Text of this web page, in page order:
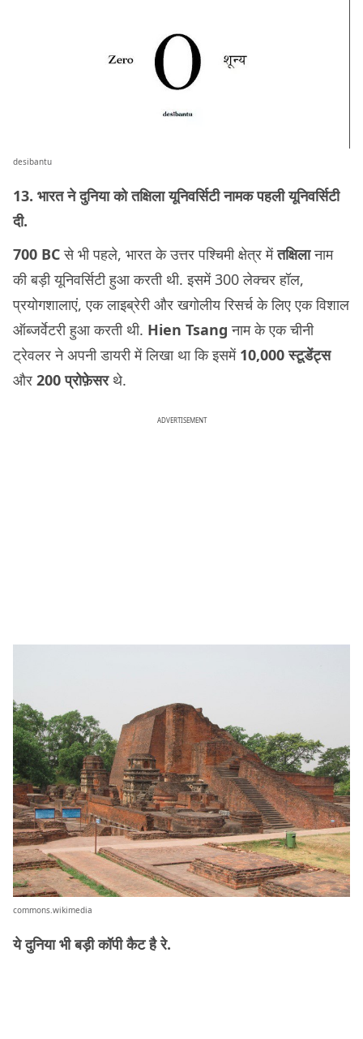
desibantu
13. भारत ने दुनिया को तक्षिला यूनिवर्सिटी नामक पहली यूनिवर्सिटी
दी.
700 BCसे भी पहले, भारत के उत्तर पश्चिमी क्षेत्र मेंतक्षिलानाम
की बड़ी यूनिवर्सिटी हुआ करती थी. इसमें 300 लेक्चर हॉल,
प्रयोगशालाएं, एक लाइब्रेरी और खगोलीय रिसर्च के लिए एक विशाल
ऑब्जर्वेटरी हुआ करती थी. Hien Tsang नाम के एक चीनी
ट्रेवलर ने अपनी डायरी में लिखा था कि इसमें10,000 स्टूडेंट्स
और 200 प्रोफ़ेसरथे.
ADVERTISEMENT
commons.wikimedia
ये दुनिया भी बड़ी कॉपी कैट है रे.